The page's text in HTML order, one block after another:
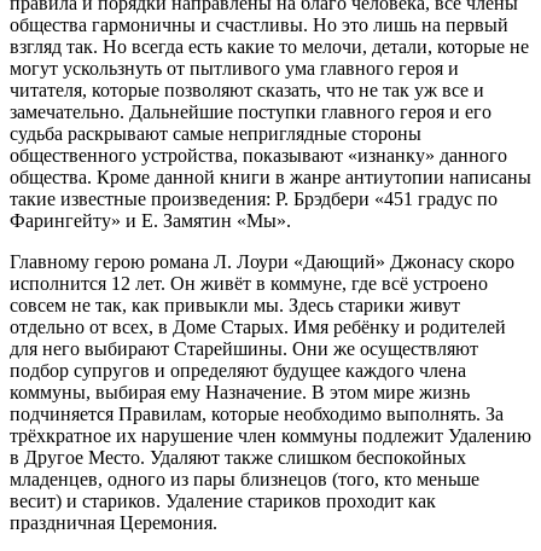
общества гармоничны и счастливы. Но это лишь на первый
взгляд так. Но всегда есть какие то мелочи, детали, которые не
могут ускользнуть от пытливого ума главного героя и
читателя, которые позволяют сказать, что не так уж все и
замечательно. Дальнейшие поступки главного героя и его
судьба раскрывают самые неприглядные стороны
общественного устройства, показывают «изнанку» данного
общества. Кроме данной книги в жанре антиутопии написаны
такие известные произведения: Р. Брэдбери «451 градус по
Фарингейту» и Е. Замятин «Мы».
Главному герою романа Л. Лоури «Дающий» Джонасу скоро
исполнится 12 лет. Он живёт в коммуне, где всё устроено
совсем не так, как привыкли мы. Здесь старики живут
отдельно от всех, в Доме Старых. Имя ребёнку и родителей
для него выбирают Старейшины. Они же осуществляют
подбор супругов и определяют будущее каждого члена
коммуны, выбирая ему Назначение. В этом мире жизнь
подчиняется Правилам, которые необходимо выполнять. За
трёхкратное их нарушение член коммуны подлежит Удалению
в Другое Место. Удаляют также слишком беспокойных
младенцев, одного из пары близнецов (того, кто меньше
весит) и стариков. Удаление стариков проходит как
праздничная Церемония.